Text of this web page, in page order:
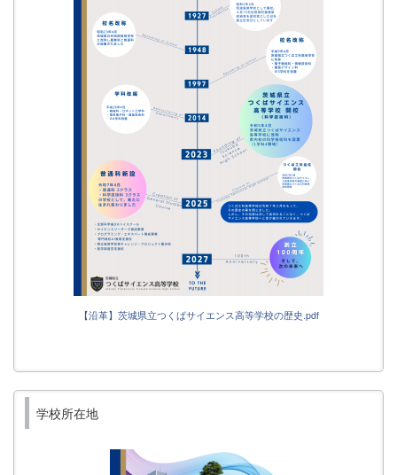
【沿革】茨城県立つくばサイエンス高等学校の歴史.pdf
学校所在地